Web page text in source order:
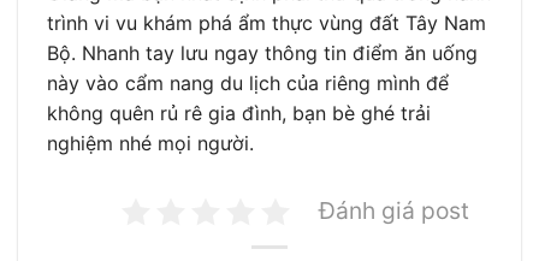
trình vi vu khám phá ẩm thực vùng đất Tây Nam
Bộ. Nhanh tay lưu ngay thông tin điểm ăn uống
này vào cẩm nang du lịch của riêng mình để
không quên rủ rê gia đình, bạn bè ghé trải
nghiệm nhé mọi người.
Đánh giá post